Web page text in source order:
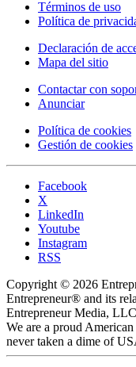
Términos de uso
Política de
Declaración de
Mapa del sitio
Contactar con
Anunciar
Política de cookies
Gestión de cookies
Facebook
X
LinkedIn
Youtube
Instagram
RSS
Copyright © 2026
Entrepreneur® and its
Entrepreneur Media,
We are a proud
never taken a dime of